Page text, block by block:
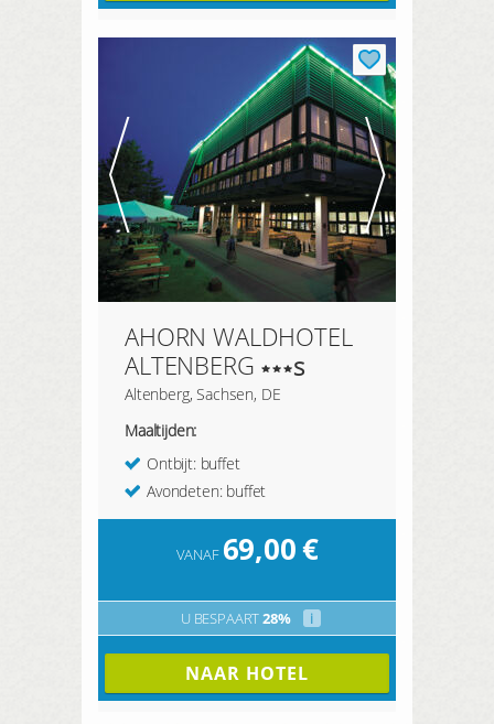
AHORN WALDHOTEL
ALTENBERG
s
Altenberg, Sachsen, DE
Maaltijden:
Ontbijt: buffet
Avondeten: buffet
VANAF 69,00€
U BESPAART28% i
NAAR HOTEL